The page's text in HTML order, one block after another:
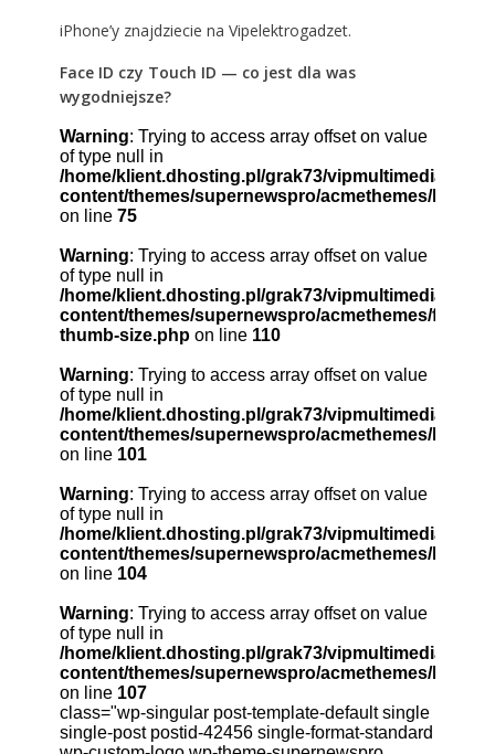
iPhone’y znajdziecie na Vipelektrogadzet.
Face ID czy Touch ID — co jest dla was
wygodniejsze?